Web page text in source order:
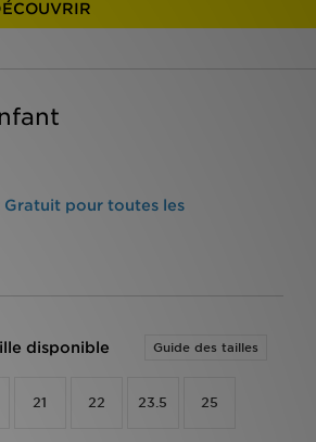
Gratuit pour toutes les
disponible Guide des tailles
21 22 23.5 25